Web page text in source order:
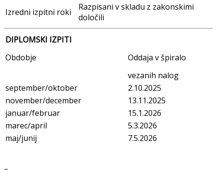
Izredni izpitni roki
Razpisani v skladu z zakonskimi
določili
DIPLOMSKI IZPITI
Obdobje
Oddaja v špiralo
vezanih nalog
september/oktober
2.10.2025
november/december
13.11.2025
januar/februar
15.1.2026
marec/april
5.3.2026
maj/junij
7.5.2026
–